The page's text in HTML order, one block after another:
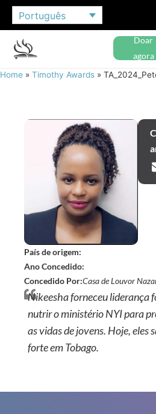
Português
Doar
agora
Home » Timothy Awards »
País de origem:
Ano Concedido:
Concedido Por:Casa de Louvor
Nikeesha forneceu liderança
nutrir o ministério NYI para
as vidas de jovens. Hoje, eles
forte em Tobago.